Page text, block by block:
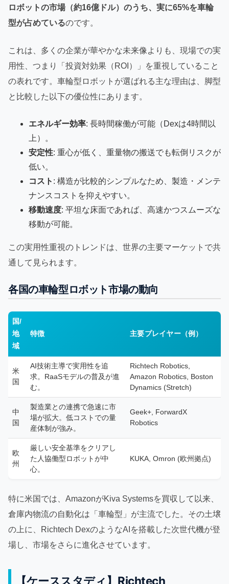
ロボットの市場（約16億ドル）のうち、実に65%を車輪
型が占めているのです。
これは、多くの企業が華やかな未来像よりも、現場での実
用性、つまり「投資対効果（ROI）」を重視していること
の表れです。車輪型ロボットが選ばれる主な理由は、脚型
と比較した以下の優位性にあります。
エネルギー効率: 長時間稼働が可能（Dexは4時間以
上）。
安定性: 重心が低く、重量物の搬送でも転倒リスクが
低い。
コスト : 構造が比較的シンプルなため、製造・メンテ
ナンスコストを抑えやすい。
移動速度: 平坦な床面であれば、高速かつスムーズな
移動が可能。
この実用性重視のトレンドは、世界の主要マーケットで共
通して見られます。
各国の車輪型ロボット市場の動向
国/
地
域
特徴 主要プレイヤー（例）
米
国
AI技術主導で実用性を追
求。RaaSモデルの普及が進
む。
Richtech Robotics,
Amazon Robotics, Boston
Dynamics (Stretch)
中
国
製造業との連携で急速に市
場が拡大。低コストでの量
産体制が強み。
Geek+, ForwardX
Robotics
欧
州
厳しい安全基準をクリアし
た人協働型ロボットが中
心。
KUKA, Omron (欧州拠点)
特に米国では、AmazonがKiva Systemsを買収して以来、
倉庫内物流の自動化は「車輪型」が主流でした。その土壌
の上に、Richtech DexのようなAIを搭載した次世代機が登
場し、市場をさらに進化させています。
【ケーススタディ】Richtech